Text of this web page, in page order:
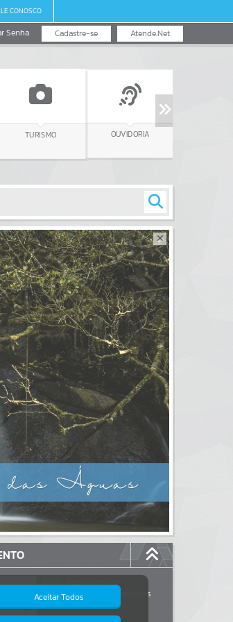
CONOSCO
Atende.Net
Cadastre-se
Senha
OUVIDORIA
SALA DO
Estão disponíveis no
autoatendimento
serviços
dos quais...
Aceitar Todos